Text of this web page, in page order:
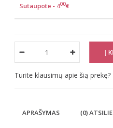
Sutaupote - 400€
Turite klausimų apie šią prekę?
APRAŠYMAS (0)